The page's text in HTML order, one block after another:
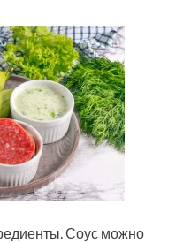
Соус можно